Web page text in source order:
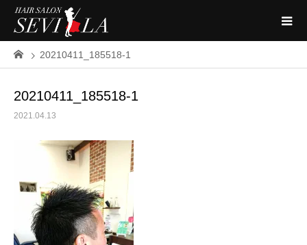
20210411_185518-1
20210411_185518-1
2021.04.13